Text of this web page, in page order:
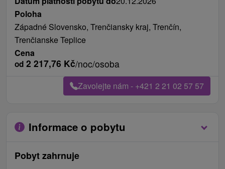
Poloha
Západné Slovensko, Trenčiansky kraj, Trenčín,
Trenčianske Teplice
Cena
od 2 217,76 Kč/noc/osoba
Zavolejte nám - +421 2 21 02 57 57
Informace o pobytu
Pobyt zahrnuje